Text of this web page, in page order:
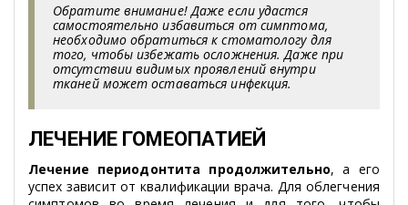
Обратите внимание! Даже если удастся
самостоятельно избавиться от симптома,
необходимо обратиться к стоматологу для
того, чтобы избежать осложнения. Даже при
отсутствии видимых проявлений внутри
тканей может оставаться инфекция.
ЛЕЧЕНИЕ ГОМЕОПАТИЕЙ
Лечение периодонтита продолжительно, а его
успех зависит от квалификации врача. Для облегчения